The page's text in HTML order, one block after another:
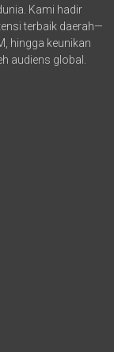
Kami hadir
terbaik daerah—
hingga keunikan
audiens global.